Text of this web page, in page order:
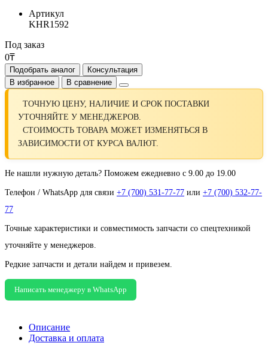
Артикул
KHR1592
Под заказ
0₸
Подобрать аналог
Консультация
В избранное
В сравнение
ТОЧНУЮ ЦЕНУ, НАЛИЧИЕ И СРОК ПОСТАВКИ
УТОЧНЯЙТЕ У МЕНЕДЖЕРОВ.
СТОИМОСТЬ ТОВАРА МОЖЕТ ИЗМЕНЯТЬСЯ В
ЗАВИСИМОСТИ ОТ КУРСА ВАЛЮТ.
Не нашли нужную деталь? Поможем ежедневно с 9.00 до 19.00
Телефон / WhatsApp для связи +7 (700) 531-77-77 или +7 (700) 532-77-
77
Точные характеристики и совместимость запчасти со спецтехникой
уточняйте у менеджеров.
Редкие запчасти и детали найдем и привезем.
Написать менеджеру в WhatsApp
Описание
Доставка и оплата